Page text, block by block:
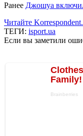
Ранее Джошуа
Читайте
ТЕГИ: isport.ua
Если вы заметили